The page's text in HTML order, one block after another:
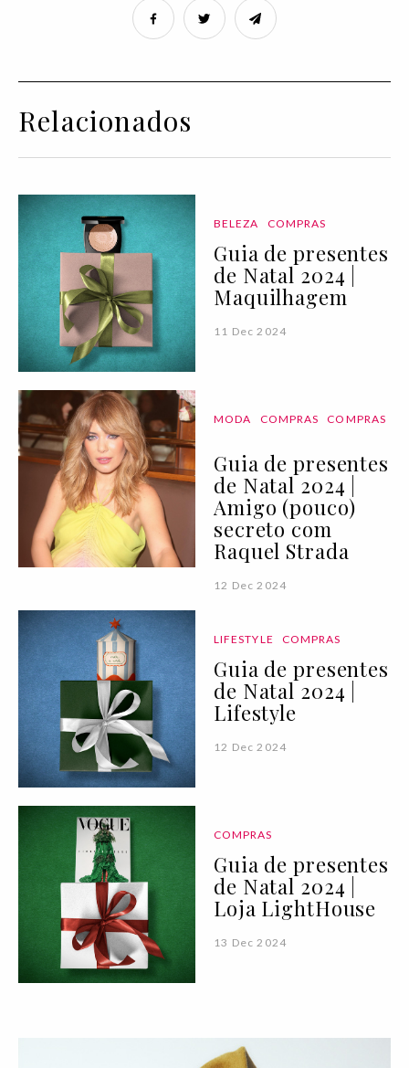
Relacionados
BELEZA COMPRAS
Guia de presentes
de Natal 2024 |
Maquilhagem
11 Dec 2024
MODA COMPRAS COMPRAS
Guia de presentes
de Natal 2024 |
Amigo (pouco)
secreto com
Raquel Strada
12 Dec 2024
LIFESTYLE COMPRAS
Guia de presentes
de Natal 2024 |
Lifestyle
12 Dec 2024
COMPRAS
Guia de presentes
de Natal 2024 |
Loja LightHouse
13 Dec 2024